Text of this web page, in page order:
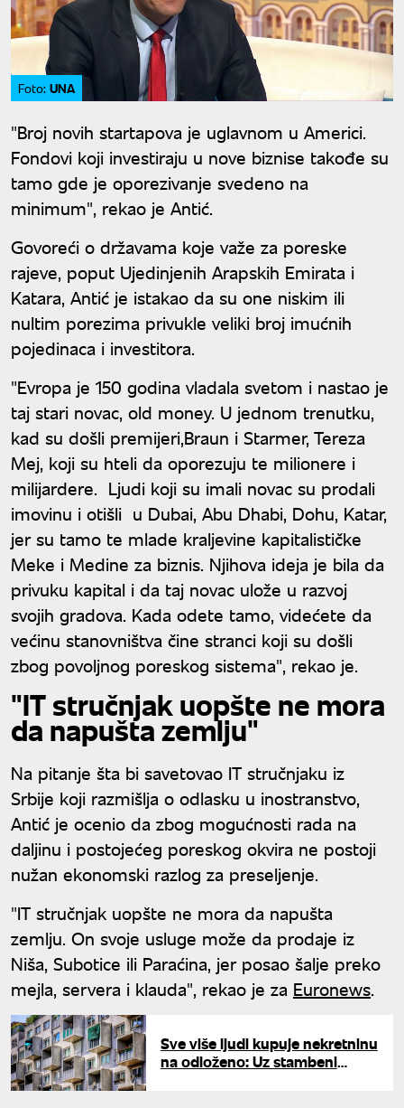
Foto: UNA
"Broj novih startapova je uglavnom u Americi.
Fondovi koji investiraju u nove biznise takođe su
tamo gde je oporezivanje svedeno na
minimum", rekao je Antić.
Govoreći o državama koje važe za poreske
rajeve, poput Ujedinjenih Arapskih Emirata i
Katara, Antić je istakao da su one niskim ili
nultim porezima privukle veliki broj imućnih
pojedinaca i investitora.
"Evropa je 150 godina vladala svetom i nastao je
taj stari novac, old money. U jednom trenutku,
kad su došli premijeri,Braun i Starmer, Tereza
Mej, koji su hteli da oporezuju te milionere i
milijardere. Ljudi koji su imali novac su prodali
imovinu i otišli u Dubai, Abu Dhabi, Dohu, Katar,
jer su tamo te mlade kraljevine kapitalističke
Meke i Medine za biznis. Njihova ideja je bila da
privuku kapital i da taj novac ulože u razvoj
svojih gradova. Kada odete tamo, videćete da
većinu stanovništva čine stranci koji su došli
zbog povoljnog poreskog sistema", rekao je.
"IT stručnjak uopšte ne mora
da napušta zemlju"
Na pitanje šta bi savetovao IT stručnjaku iz
Srbije koji razmišlja o odlasku u inostranstvo,
Antić je ocenio da zbog mogućnosti rada na
daljinu i postojećeg poreskog okvira ne postoji
nužan ekonomski razlog za preseljenje.
"IT stručnjak uopšte ne mora da napušta
zemlju. On svoje usluge može da prodaje iz
Niša, Subotice ili Paraćina, jer posao šalje preko
mejla, servera i klauda", rekao je za Euronews.
Sve više ljudi kupuje nekretninu
na odloženo: Uz stambeni